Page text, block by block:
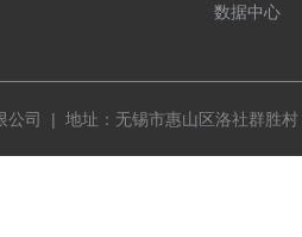
数据中心
公司 | 地址：无锡市惠山区洛社群胜